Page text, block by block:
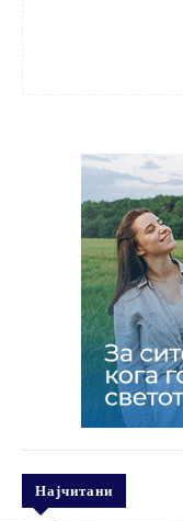
Најчитани